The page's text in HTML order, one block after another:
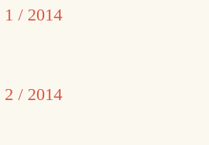
1 / 2014
2 / 2014